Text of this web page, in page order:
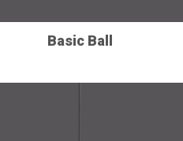
Basic Ball